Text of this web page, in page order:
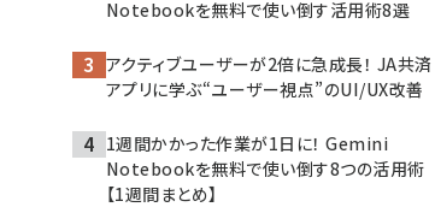
Notebookを無料で使い倒す活用術8選
アクティブユーザーが2倍に急成長！ JA共済
アプリに学ぶ“ユーザー視点”のUI/UX改善
1週間かかった作業が1日に！ Gemini
Notebookを無料で使い倒す8つの活用術
【1週間まとめ】